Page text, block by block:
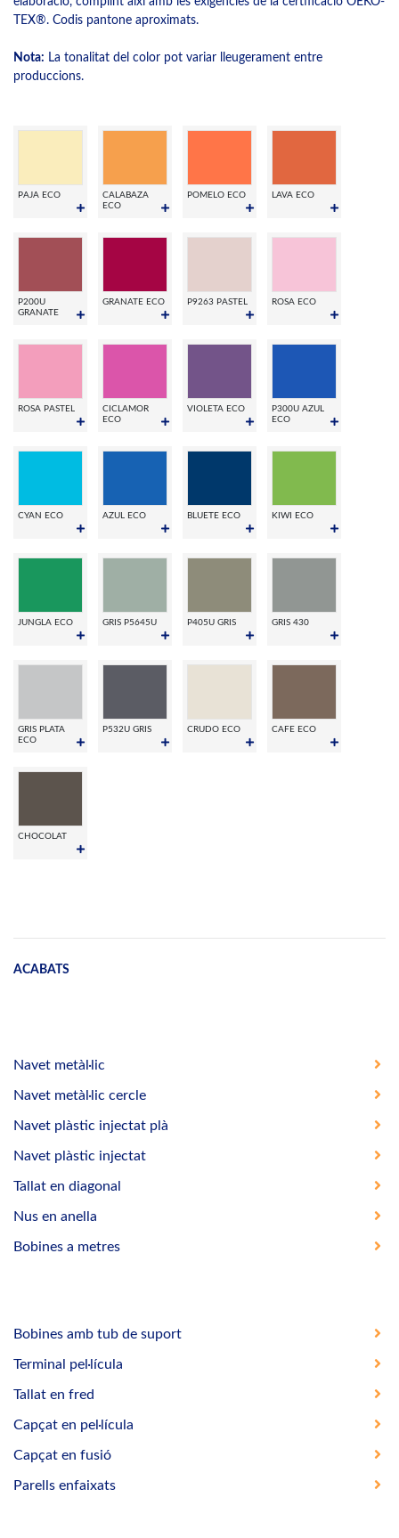
TEX®. Codis pantone aproximats.
Nota: La tonalitat del color pot variar lleugerament entre
produccions.
PAJA ECO
CALABAZA
ECO
POMELO ECO LAVA ECO
P200U
GRANATE
GRANATE ECO P9263 PASTEL ROSA ECO
ROSA PASTEL
CICLAMOR
ECO
VIOLETA ECO
P300U AZUL
ECO
CYAN ECO AZUL ECO BLUETE ECO KIWI ECO
JUNGLA ECO GRIS P5645U P405U GRIS GRIS 430
GRIS PLATA
ECO
P532U GRIS CRUDO ECO CAFE ECO
CHOCOLAT
ACABATS
Navet metàl·lic
Navet metàl·lic cercle
Navet plàstic injectat plà
Navet plàstic injectat
Tallat en diagonal
Nus en anella
Bobines a metres
Bobines amb tub de suport
Terminal pel·lícula
Tallat en fred
Capçat en pel·lícula
Capçat en fusió
Parells enfaixats